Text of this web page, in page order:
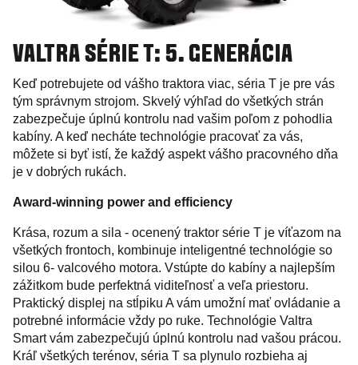
VALTRA SÉRIE T: 5. GENERÁCIA
Keď potrebujete od vášho traktora viac, séria T je pre vás
tým správnym strojom. Skvelý výhľad do všetkých strán
zabezpečuje úplnú kontrolu nad vašim poľom z pohodlia
kabíny. A keď necháte technológie pracovať za vás,
môžete si byť istí, že každý aspekt vášho pracovného dňa
je v dobrých rukách.
Award-winning power and efficiency
Krása, rozum a sila - ocenený traktor série T je víťazom na
všetkých frontoch, kombinuje inteligentné technológie so
silou 6- valcového motora. Vstúpte do kabíny a najlepším
zážitkom bude perfektná viditeľnosť a veľa priestoru.
Praktický displej na stĺpiku A vám umožní mať ovládanie a
potrebné informácie vždy po ruke. Technológie Valtra
Smart vám zabezpečujú úplnú kontrolu nad vašou prácou.
Kráľ všetkých terénov, séria T sa plynulo rozbieha aj